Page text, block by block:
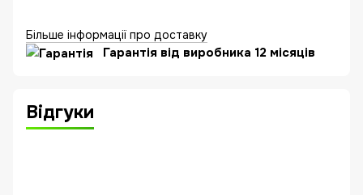
Більше інформації про доставку
Гарантія від виробника 12 місяців
Відгуки